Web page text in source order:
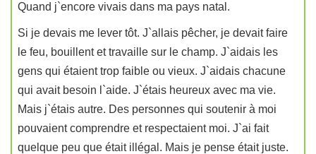
Quand j`encore vivais dans ma pays natal.
Si je devais me lever tôt. J`allais pêcher, je devait faire
le feu, bouillent et travaille sur le champ. J`aidais les
gens qui étaient trop faible ou vieux. J`aidais chacune
qui avait besoin l`aide. J`étais heureux avec ma vie.
Mais j`étais autre. Des personnes qui soutenir à moi
pouvaient comprendre et respectaient moi. J`ai fait
quelque peu que était illégal. Mais je pense était juste.